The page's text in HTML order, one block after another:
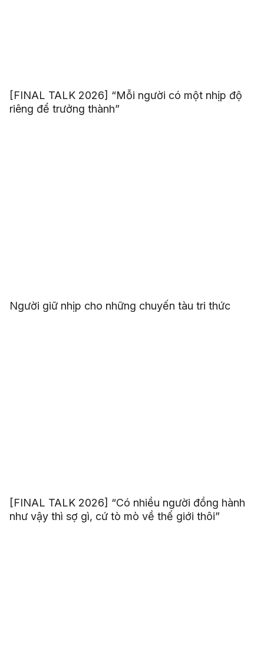
[FINAL TALK 2026] “Mỗi người có một nhịp độ
riêng để trưởng thành”
Người giữ nhịp cho những chuyến tàu tri thức
[FINAL TALK 2026] “Có nhiều người đồng hành
như vậy thì sợ gì, cứ tò mò về thế giới thôi”